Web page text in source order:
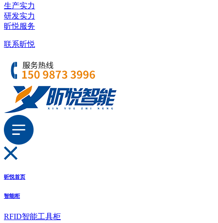
生产实力
研发实力
昕悦服务
联系昕悦
昕悦首页
智能柜
RFID智能工具柜